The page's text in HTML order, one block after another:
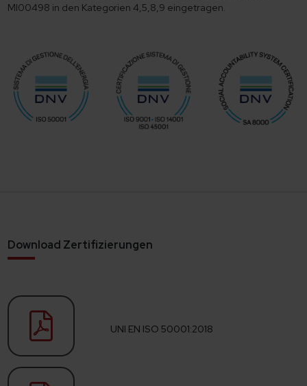
MI00498 in den Kategorien 4,5,8,9 eingetragen.
Download Zertifizierungen
UNI EN ISO 50001:2018